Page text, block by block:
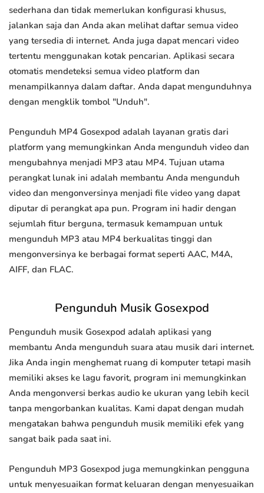
sederhana dan tidak memerlukan konfigurasi khusus,
jalankan saja dan Anda akan melihat daftar semua video
yang tersedia di internet. Anda juga dapat mencari video
tertentu menggunakan kotak pencarian. Aplikasi secara
otomatis mendeteksi semua video platform dan
menampilkannya dalam daftar. Anda dapat mengunduhnya
dengan mengklik tombol "Unduh".
Pengunduh MP4 Gosexpod adalah layanan gratis dari
platform yang memungkinkan Anda mengunduh video dan
mengubahnya menjadi MP3 atau MP4. Tujuan utama
perangkat lunak ini adalah membantu Anda mengunduh
video dan mengonversinya menjadi file video yang dapat
diputar di perangkat apa pun. Program ini hadir dengan
sejumlah fitur berguna, termasuk kemampuan untuk
mengunduh MP3 atau MP4 berkualitas tinggi dan
mengonversinya ke berbagai format seperti AAC, M4A,
AIFF, dan FLAC.
Pengunduh Musik Gosexpod
Pengunduh musik Gosexpod adalah aplikasi yang
membantu Anda mengunduh suara atau musik dari internet.
Jika Anda ingin menghemat ruang di komputer tetapi masih
memiliki akses ke lagu favorit, program ini memungkinkan
Anda mengonversi berkas audio ke ukuran yang lebih kecil
tanpa mengorbankan kualitas. Kami dapat dengan mudah
mengatakan bahwa pengunduh musik memiliki efek yang
sangat baik pada saat ini.
Pengunduh MP3 Gosexpod juga memungkinkan pengguna
untuk menyesuaikan format keluaran dengan menyesuaikan